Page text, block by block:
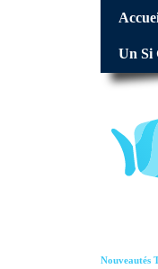
Un Si
Nouveautés